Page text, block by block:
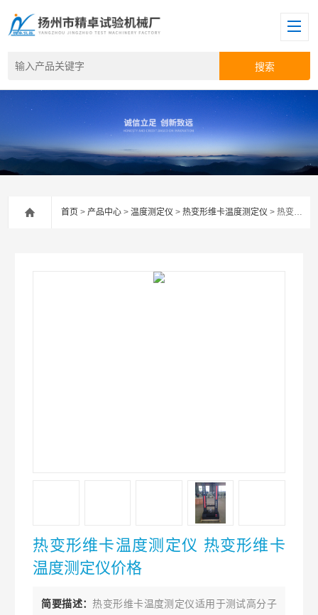
首页 >产品中心 >温度测定仪 >热变形维卡温度测定仪 > 热变形维卡温度测定仪 热变形维卡温度测定仪价格
热变形维卡温度测定仪 热变形维卡
温度测定仪价格
简要描述：热变形维卡温度测定仪适用于测试高分子